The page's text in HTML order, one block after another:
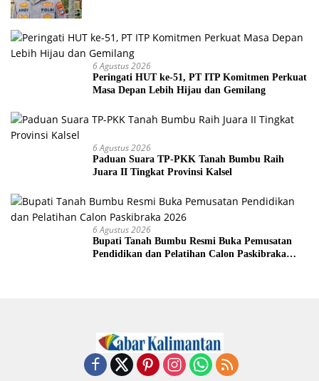
6 Agustus 2026
Peringati HUT ke-51, PT ITP Komitmen Perkuat
Masa Depan Lebih Hijau dan Gemilang
6 Agustus 2026
Paduan Suara TP-PKK Tanah Bumbu Raih
Juara II Tingkat Provinsi Kalsel
6 Agustus 2026
Bupati Tanah Bumbu Resmi Buka Pemusatan
Pendidikan dan Pelatihan Calon Paskibraka